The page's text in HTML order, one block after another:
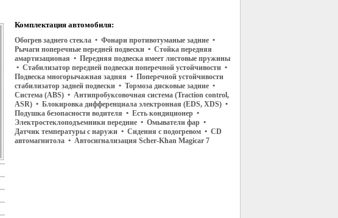
Комплектация автомобиля:
Обогрев заднего стекла • Фонари противотуманые задние •
Рычаги поперечные передней подвески • Стойка передняя
амартизационая • Передняя подвеска имеет листовые пружины
• Стабилизатор передней подвески поперечной устойчивости •
Подвеска многорычажная задняя • Поперечной устойчивости
стабилизатор задней подвески • Тормоза дисковые задние •
Система (ABS) • Антипробуксовочная система (Traction control,
ASR) • Блокировка дифференциала электронная (EDS, XDS) •
Подушка безопасности водителя • Есть кондиционер •
Электростеклоподъемники передние • Омыватели фар •
Датчик температуры с наружи • Сидения с подогревом • CD
автомагнитола • Автосигнализация Scher-Khan Magicar 7